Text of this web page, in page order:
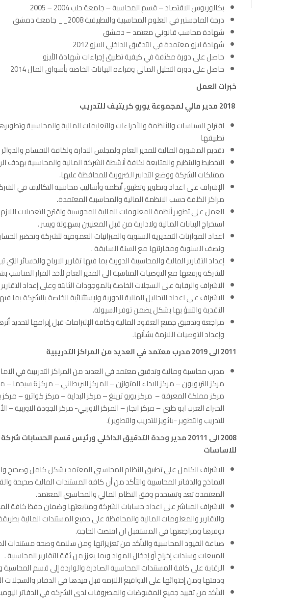
بكالوريوس الاقتصاد – قسم المحاسبة – جامعة حلب 2004 – 2005
درجة الماجستير في العلوم المحاسبية والتطبيقية 2008__ جامعة دمشق
شهادة محاسب قانوني معتمد – دمشق
شهادة ايزو معتمدة في التدقيق الداخلي الايزو 2012
حاصل على دورة مكثفة في كيفية تطبيق إجراءات شهادة الأيزو
حاصل على دورة التحليل المالي وقراءة البيانات الخاصة بأسواق المال 2014
خبرات العمل
اقتراح السياسات والأنظمة والأجراءات والتعليمات المالية والمحاسبية
تطبيقها
تقديم المشورة المالية للمدير العام ولمجلس الادارة ولكافة الاقسام
التخطيط والتنظيم والمتابعة لكافة أنشطة الشركة المالية والمحاسبية بهدف
ممتلكات الشركة ووضع التدابير الضرورية للمحافظة عليها.
الإشراف على اعداد وتطوير وتطبيق أنظمة وأساليب محاسبة التكاليف في
مراكز الكلفة حسب الانظمة المالية والمحاسبية المعتمدة.
العمل على تطوير أنظمة المعلومات المالية المحوسبة واقترح التعديلات
استخراج البيانات المالية ولادارية من قبل المعنيين بسهولة ويسر .
اعداد الموازنات التقديرية السنوية والميزانيات العمومية للشركة وتحضير
ونصف السنوية ومقارنتها مع السنة السابقة .
إعداد التقارير المالية والمحاسبية الدورية بما فيها تقارير الارباح والخسائر التي
للشركة ورفعها مع التوصيات المناسبة الى المدير العام لأخذ القرار المناسب
الاشراف والرقابة على السجلات الخاصة بالموجودات الثابتة وعلى إعداد
الاشراف على اعداد التحاليل المالية الدورية ولإستثنائية الخاصة بالشركة بما
النقدية والتنبؤ بها بشكل يضمن توفر السيولة.
مراجعة وتدقبق جميع العقود المالية وكافة الإلتزامات قبل إبرامها لتحديد
وإعداد التوصيات اللازمة بشأنها.
2011 الى 2019 مدرب معتمد في العديد من المراكز التدريبية
مدرب محاسبة ومالية وتدقيق معتمد في العديد من المراكز التدريبية في
مركز التربويون – مركز الاداء
مركز مملكة المعرفة – مركز يورو ترينغ – مركز البداية – مركز كواترو –
الخبراء العرب ابو ظبي – مركز انجاز – المركز الاوربي- مركز الجودة الاوربية –
للتدريب والتطوير -باثويز للتدريب والتطوير ).
2008 الى 20111 مدير وحدة التدقيق الداخلي ورئيس قسم الحسابات
للاساسات
الاشراف الكامل على تطبيق النظام المحاسبي المعتمد بشكل كامل وصحيح
التماذج والدفاتر المحاسبية والتأكد من أن كافة المستندات المالية صحيحة
المعتمدة تعد وتستخدم وفق النظام المالي والمحاسبي المعتمد.
الاشراف المباشر على اعداد حسابات الشركة ومتابعتها وضمان حفظ كافة
والتقارير والمعلومات المالية والمحافظة على جميع المستندات المالية
توفرها ومراجعتها في المستقبل ان اقتضت الحاجة.
صياغة القيود المحاسبية والتأكد من تعزيزاتها ومن سلامة وصحة مستندات
المبيعات وسندات إخراج أو إدخال المواد وبما يعزز من ثقة التقارير المحاسبية .
الرقابة على كافة المستندات المحاسبية الصادرة والواردة إلى قسم
ودقتها ومن إحتوائها على التواقيع اللازمه قبل قيدها في الدفاتر والسجلا ت
التأكد من تقييد جميع المقبوضات والمصروفات لدى الشركه في الدفاتر